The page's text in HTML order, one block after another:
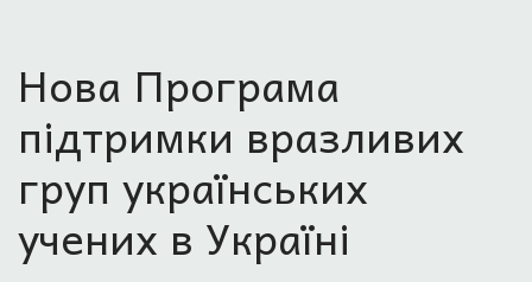
Нова Програма
підтримки вразливих
груп українських
учених в Україні